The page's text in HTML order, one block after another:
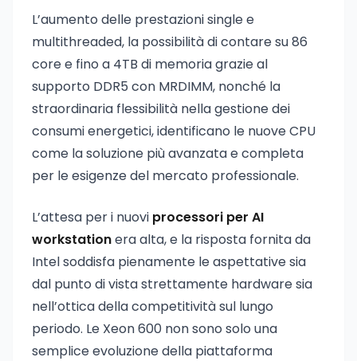
L’aumento delle prestazioni single e
multithreaded, la possibilità di contare su 86
core e fino a 4TB di memoria grazie al
supporto DDR5 con MRDIMM, nonché la
straordinaria flessibilità nella gestione dei
consumi energetici, identificano le nuove CPU
come la soluzione più avanzata e completa
per le esigenze del mercato professionale.
L’attesa per i nuovi processori per AI
workstationera alta, e la risposta fornita da
Intel soddisfa pienamente le aspettative sia
dal punto di vista strettamente hardware sia
nell’ottica della competitività sul lungo
periodo. Le Xeon 600 non sono solo una
semplice evoluzione della piattaforma